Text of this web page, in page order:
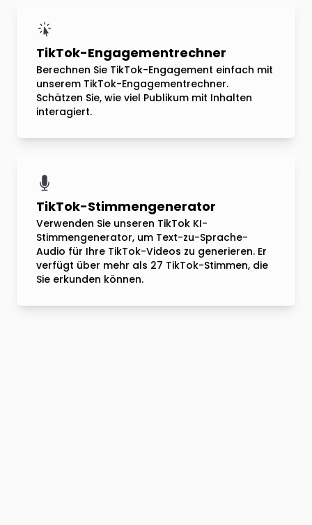
TikTok-Engagementrechner
Berechnen Sie TikTok-Engagement einfach mit
unserem TikTok-Engagementrechner.
Schätzen Sie, wie viel Publikum mit Inhalten
interagiert.
TikTok-Stimmengenerator
Verwenden Sie unseren TikTok KI-
Stimmengenerator, um Text-zu-Sprache-
Audio für Ihre TikTok-Videos zu generieren. Er
verfügt über mehr als 27 TikTok-Stimmen, die
Sie erkunden können.